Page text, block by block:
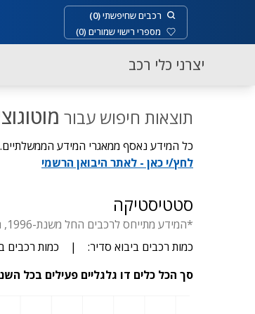
רכבים שחיפשתי(
0
)
מספרי רישוי שמורים (
0
)
יצרני כלי רכב
תוצאות חיפוש עבור
כל המידע נאסף ממאגרי המידע הממשלתיים.
לחץ/י כאן - לאתר היבואן הרשמי
סטטיסטיקה
*המידע מתייחס לרכבים החל משנת-1996, רכבים כבדים החל משנת-1929, דו-גלגלי החל משנת- 1955, יבוא סדיר עד 3.5 טון.
כמות רכבים ביבוא סדיר:
| כמות רכבים
סך הכל כלים דו גלגליים פעילים בכל